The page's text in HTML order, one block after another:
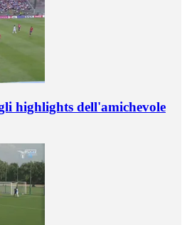
highlights dell'amichevole